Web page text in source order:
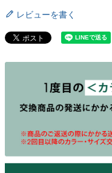
レビューを書く